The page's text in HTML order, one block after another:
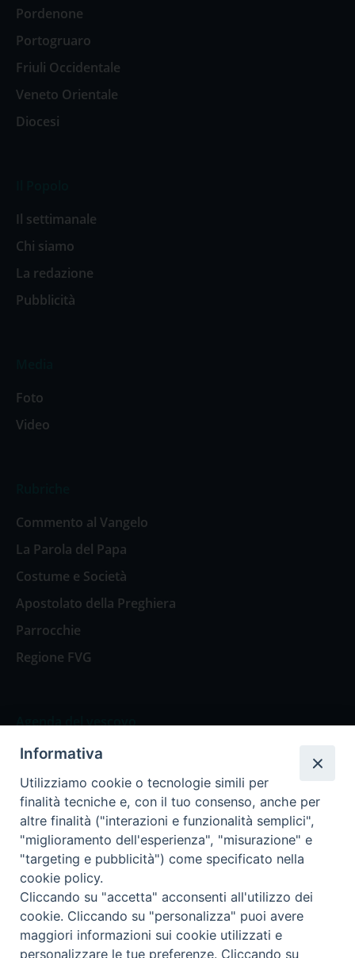
Pordenone
Portogruaro
Friuli Occidentale
Veneto Orientale
Diocesi
Il settimanale
Chi siamo
La redazione
Pubblicità
Foto
Video
Commento al Vangelo
La Parola del Papa
Costume e Società
Apostolato della Preghiera
Parrocchie
Regione FVG
Agenda del vescovo
Agenda del vescovo
Privacy Policy Trasparenza
Termini e Condizioni
Informativa per il trattamento dei dati personali
Informativa
Utilizziamo cookie o tecnologie simili per
finalità tecniche e, con il tuo consenso, anche per
altre finalità ("interazioni e funzionalità semplici",
"miglioramento dell'esperienza", "misurazione" e
"targeting e pubblicità") come specificato nella
cookie policy.
Cliccando su "accetta" acconsenti all'utilizzo dei
cookie. Cliccando su "personalizza" puoi avere
maggiori informazioni sui cookie utilizzati e
personalizzare le tue preferenze. Cliccando su